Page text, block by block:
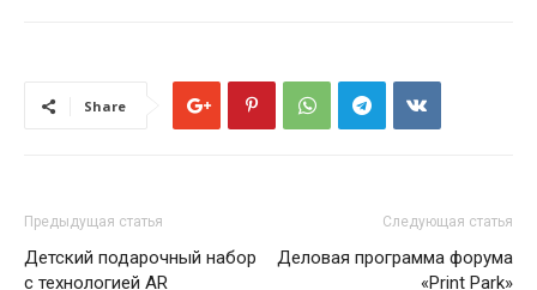
Share
Предыдущая статья
Детский подарочный набор
с технологией AR
Следующая статья
Деловая программа форума
«Print Park»